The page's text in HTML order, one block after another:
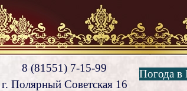
8 (81551) 7-15-99
г. Полярный Советская 16
Погода в